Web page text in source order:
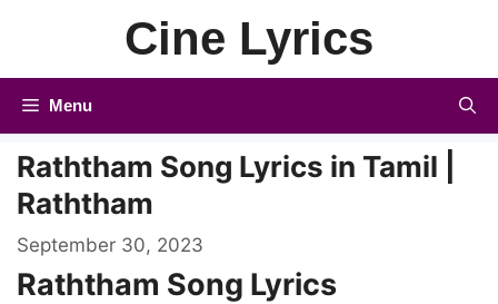
Cine Lyrics
Menu
Raththam Song Lyrics in Tamil |
Raththam
September 30, 2023
Raththam Song Lyrics